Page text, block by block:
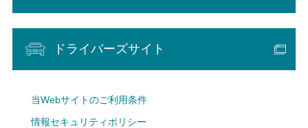
ドライバーズサイト
当Webサイトのご利用条件
情報セキュリティポリシー